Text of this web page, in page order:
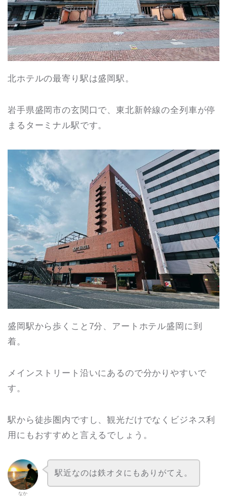
北ホテルの最寄り駅は盛岡駅。
岩手県盛岡市の玄関口で、東北新幹線の全列車が停
まるターミナル駅です。
盛岡駅から歩くこと7分、アートホテル盛岡に到
着。
メインストリート沿いにあるので分かりやすいで
す。
駅から徒歩圏内ですし、観光だけでなくビジネス利
用にもおすすめと言えるでしょう。
なか
駅近なのは鉄オタにもありがてえ。